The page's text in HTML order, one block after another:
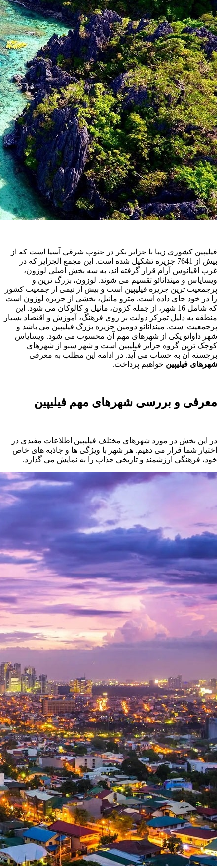
فیلیپین کشوری زیبا با جزایر بکر در جنوب شرقی آسیا است که از
بیش از 7641 جزیره تشکیل شده است. این مجمع ‌الجزایر که در
غرب اقیانوس آرام قرار گرفته اند، به سه بخش اصلی لوزون،
ویسایاس و میندانائو تقسیم می ‌شوند. لوزون، بزرگ ‌ترین و
پرجمعیت ‌ترین جزیره فیلیپین است و بیش از نیمی از جمعیت کشور
را در خود جای داده است. مترو مانیل، بخشی از جزیره لوزون است
که شامل 16 شهر، از جمله کزون، مانیل و کالوکان می ‌شود. این
منطقه به دلیل تمرکز دولت بر روی فرهنگ، آموزش و اقتصاد بسیار
پرجمعیت است. میندانائو دومین جزیره بزرگ فیلیپین می باشد و
شهر داوائو یکی از شهرهای مهم آن محسوب می ‌شود. ویسایاس
کوچک ‌ترین گروه جزایر فیلیپین است و شهر سبو از شهرهای
برجسته آن به حساب می آید. در ادامه این مطلب به معرفی
شهرهای فیلیپین خواهیم پرداخت.
معرفی و بررسی شهرهای مهم فیلیپین
در این بخش در مورد شهرهای مختلف فیلیپین اطلاعات مفیدی در
اختیار شما قرار می دهیم. هر شهر با ویژگی ‌ها و جاذبه‌ های خاص
خود، فرهنگی ارزشمند و تاریخی جذاب را به نمایش می‌ گذارد.